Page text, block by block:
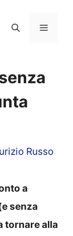
Menu
Russo
a
senza
tornare alla